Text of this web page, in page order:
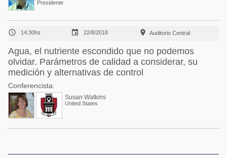
Presidente
 14:30hs  22/8/2018  Auditorio Central
Agua, el nutriente escondido que no podemos
olvidar. Parámetros de calidad a considerar, su
medición y alternativas de control
Conferencista:
Susan Watkins
United States